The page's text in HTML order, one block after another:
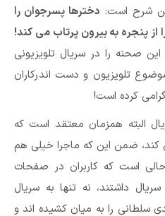
شرح است: دخترها پسرجوان را
از پنجره به بیرون پرتاب می کند!
صحنه را در سریال تلویزیونی
تلویزیون و دست اندرکاران
کرده است!
البته همزمان معتقد است که
کند، ضمن این که ماجرا خیلی هم
است که کاربران در صفحات
داشتند، نه تنها به سریال
سلطانی را به میان کشیده اند و